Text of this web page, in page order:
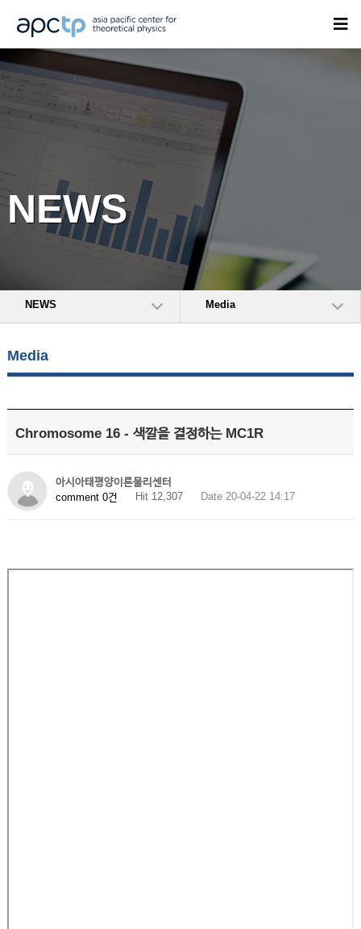
NEWS
NEWS Media
Media
Chromosome 16 - 색깔을 결정하는 MC1R
아시아태평양이론물리센터
comment 0건
Hit 12,307 Date 20-04-22 14:17